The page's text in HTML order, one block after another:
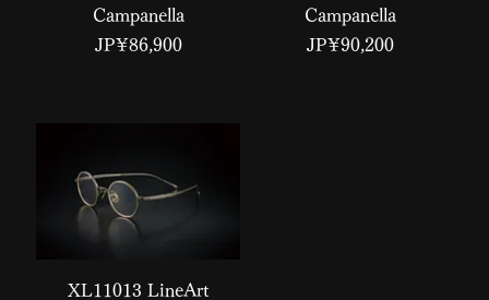
Campanella
價格
JP¥86,900
Campanella
價格
JP¥90,200
XL11013 LineArt